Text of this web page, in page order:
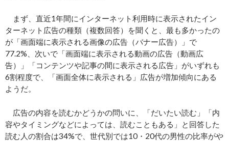
まず、直近1年間にインターネット利用時に表示されたイン
ターネット広告の種類（複数回答）を聞くと、最も多かったの
が「画面端に表示される画像の広告（バナー広告）」で
77.2%、次いで「画面端に表示される動画の広告（動画広
告）」「コンテンツや記事の間に表示される広告」がいずれも
6割程度で、「画面全体に表示される」広告が増加傾向にある
ようだ。
広告の内容を読むかどうかの問いに、「だいたい読む」「内
容やタイミングなどによっては、読むこともある」と回答した
読む人の割合は34%で、世代別では10・20代の男性の比率がや